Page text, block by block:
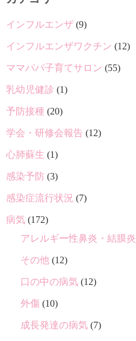
インフルエンザ (9)
インフルエンザワクチン (12)
ママパパ子育てサロン (55)
乳幼児健診 (1)
予防接種 (20)
学会・研修会報告 (12)
心肺蘇生 (1)
感染予防 (3)
感染症流行状況 (7)
病気 (172)
アレルギー性鼻炎・結膜炎
その他 (12)
口の中の病気 (12)
外傷 (10)
成長発達の病気 (7)